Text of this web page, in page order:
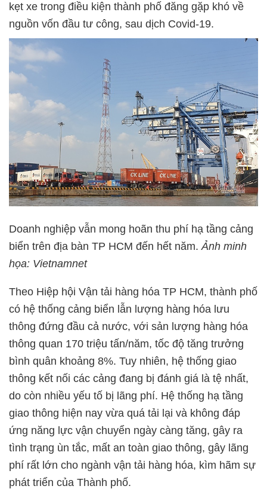
kẹt xe trong điều kiện thành phố đăng gặp khó về
nguồn vốn đầu tư công, sau dịch Covid-19.
Doanh nghiệp vẫn mong hoãn thu phí hạ tầng cảng
biển trên địa bàn TP HCM đến hết năm. Ảnh minh
họa: Vietnamnet
Theo Hiệp hội Vận tải hàng hóa TP HCM, thành phố
có hệ thống cảng biển lẫn lượng hàng hóa lưu
thông đứng đầu cả nước, với sản lượng hàng hóa
thông quan 170 triệu tấn/năm, tốc độ tăng trưởng
bình quân khoảng 8%. Tuy nhiên, hệ thống giao
thông kết nối các cảng đang bị đánh giá là tệ nhất,
do còn nhiều yếu tố bị lãng phí. Hệ thống hạ tầng
giao thông hiện nay vừa quá tải lại và không đáp
ứng năng lực vận chuyển ngày càng tăng, gây ra
tình trạng ùn tắc, mất an toàn giao thông, gây lãng
phí rất lớn cho ngành vận tải hàng hóa, kìm hãm sự
phát triển của Thành phố.